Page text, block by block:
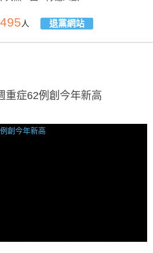
人 退黨網站
重症62例創今年新高